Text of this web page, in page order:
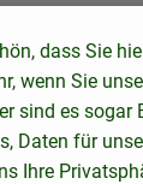
dass Sie
wenn Sie
sind es sogar
Daten für
Ihre